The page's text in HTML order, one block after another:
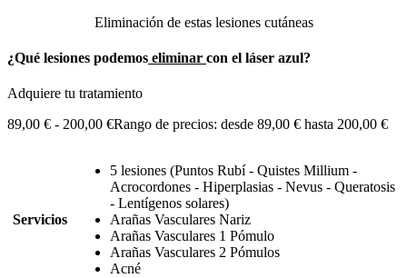
Eliminación de estas lesiones cutáneas
¿Qué lesiones podemos eliminar con el láser azul?
Adquiere tu tratamiento
89,00 € - 200,00 €Rango de precios: desde 89,00 € hasta 200,00 €
Servicios
5 lesiones (Puntos Rubí - Quistes Millium -
Acrocordones - Hiperplasias - Nevus - Queratosis
- Lentígenos solares)
Arañas Vasculares Nariz
Arañas Vasculares 1 Pómulo
Arañas Vasculares 2 Pómulos
Acné